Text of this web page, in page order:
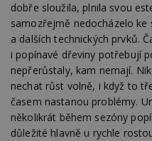
dobře sloužila, plnila svou
samozřejmě nedocházelo
a dalších technických prvků.
i popínavé dřeviny potřebují
nepřerůstaly, kam nemají.
nechat růst volně, i když to
časem nastanou problémy.
několikrát během sezóny
důležité hlavně u rychle